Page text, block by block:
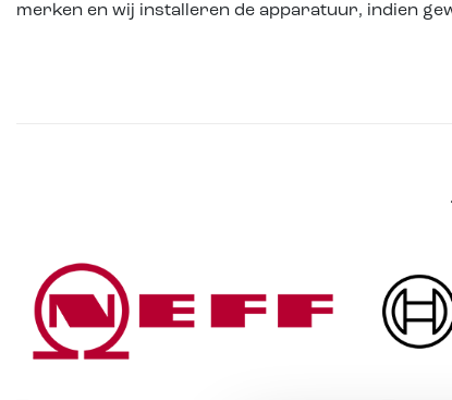
merken en wij installeren de apparatuur, indien